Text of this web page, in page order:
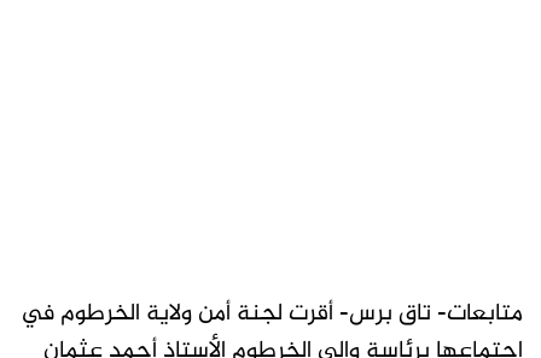
متابعات- تاق برس- أقرت لجنة أمن ولاية الخرطوم في